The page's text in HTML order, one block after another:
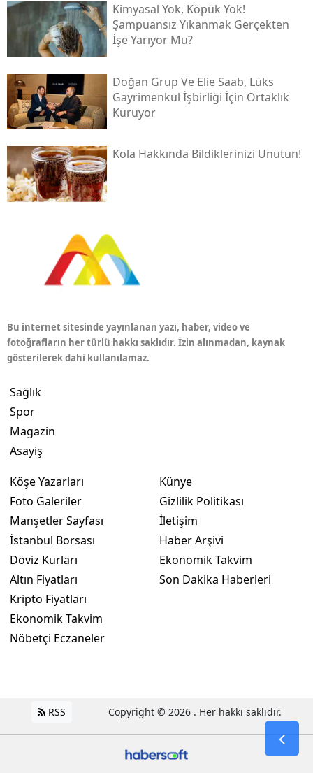
Kimyasal Yok, Köpük Yok!
Şampuansız Yıkanmak Gerçekten
İşe Yarıyor Mu?
Doğan Grup Ve Elie Saab, Lüks
Gayrimenkul İşbirliği İçin Ortaklık
Kuruyor
Kola Hakkında Bildiklerinizi Unutun!
Bu internet sitesinde yayınlanan yazı, haber, video ve
fotoğrafların her türlü hakkı saklıdır. İzin alınmadan, kaynak
gösterilerek dahi kullanılamaz.
Sağlık
Spor
Magazin
Asayiş
Köşe Yazarları
Foto Galeriler
Manşetler Sayfası
İstanbul Borsası
Döviz Kurları
Altın Fiyatları
Kripto Fiyatları
Ekonomik Takvim
Nöbetçi Eczaneler
Künye
Gizlilik Politikası
İletişim
Haber Arşivi
Ekonomik Takvim
Son Dakika Haberleri
RSS Copyright © 2026 . Her hakkı saklıdır.